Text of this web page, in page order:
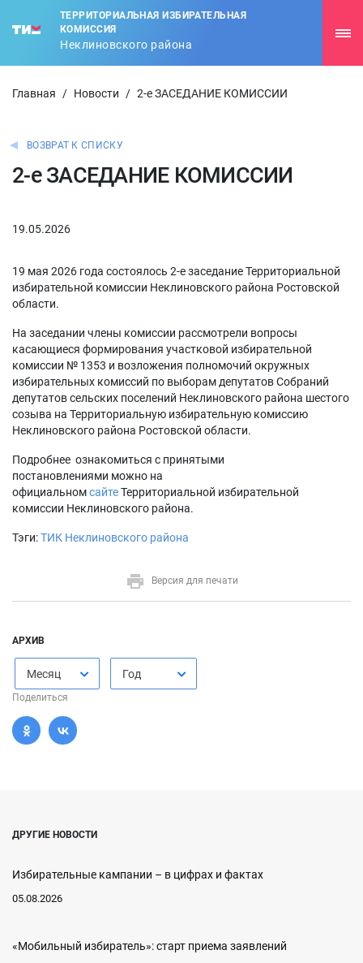
ТЕРРИТОРИАЛЬНАЯ ИЗБИРАТЕЛЬНАЯ
КОМИССИЯ
Неклиновского района
Главная / Новости / 2-е ЗАСЕДАНИЕ КОМИССИИ
ВОЗВРАТ К СПИСКУ
2-е ЗАСЕДАНИЕ КОМИССИИ
19.05.2026
19 мая 2026 года состоялось 2-е заседание Территориальной
избирательной комиссии Неклиновского района Ростовской
области.
На заседании члены комиссии рассмотрели вопросы
касающиеся формирования участковой избирательной
комиссии № 1353 и возложения полномочий окружных
избирательных комиссий по выборам депутатов Собраний
депутатов сельских поселений Неклиновского района шестого
созыва на Территориальную избирательную комиссию
Неклиновского района Ростовской области.
Подробнее ознакомиться с принятыми
постановлениями можно на
официальномсайтеТерриториальной избирательной
комиссии Неклиновского района.
Тэги:ТИК Неклиновского района
Версия для печати
АРХИВ
Месяц Год
Поделиться
ДРУГИЕ НОВОСТИ
Избирательные кампании – в цифрах и фактах
05.08.2026
«Мобильный избиратель»: старт приема заявлений